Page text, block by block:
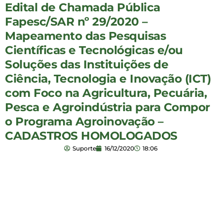
Edital de Chamada Pública
Fapesc/SAR nº 29/2020 –
Mapeamento das Pesquisas
Científicas e Tecnológicas e/ou
Soluções das Instituições de
Ciência, Tecnologia e Inovação (ICT)
com Foco na Agricultura, Pecuária,
Pesca e Agroindústria para Compor
o Programa Agroinovação –
CADASTROS HOMOLOGADOS
Suporte 16/12/2020 18:06